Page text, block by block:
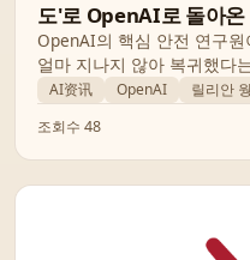
도'로 OpenAI로 돌아온
OpenAI의 핵심 안전 연구
얼마 지나지 않아 복귀했다
작스러운 복귀 배경과 AI 업
다.
AI资讯 OpenAI
릴리안 웡
조회수 48